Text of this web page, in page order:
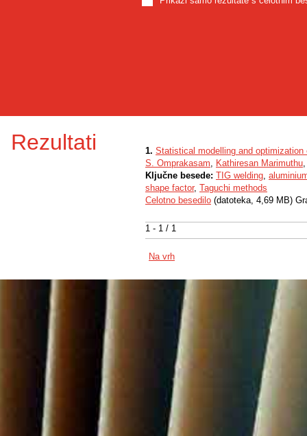
Rezultati
1 - 1 / 1
1. Statistical modelling and optimization
S. Omprakasam, Kathiresan Marimuthu
Ključne besede: TIG welding,
shape factor, Taguchi methods
Celotno besedilo (datoteka, 4,69 MB)
Na vrh